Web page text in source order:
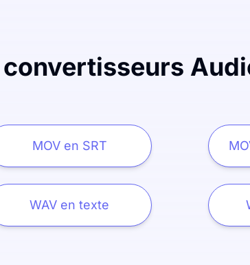
convertisseurs
MOV en SRT
WAV en texte